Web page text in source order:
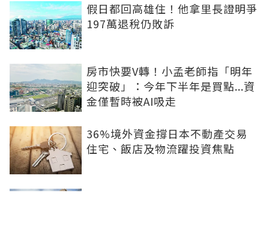
假日都回高雄住！他拿里長證明爭
197萬退稅仍敗訴
房市快要V轉！小孟老師指「明年
迎突破」：今年下半年是買點...資
金僅暫時被AI吸走
36%境外資金撐日本不動產交易
住宅、飯店及物流躍投資焦點